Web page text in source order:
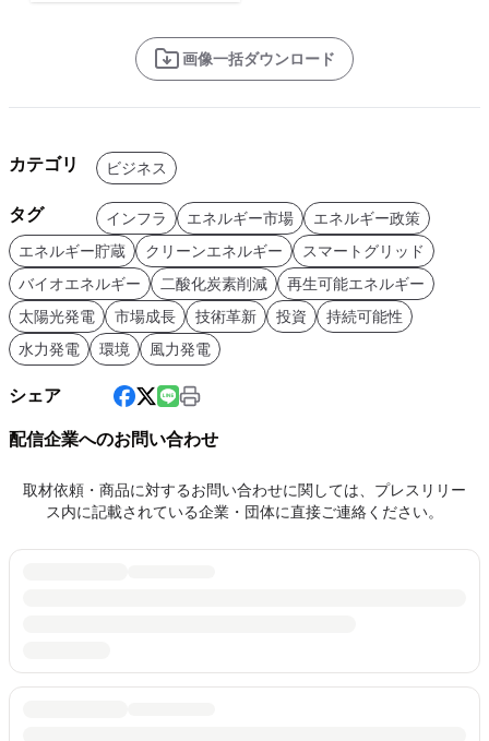
画像一括ダウンロード
カテゴリ ビジネス
タグ インフラ エネルギー市場
エネルギー政策
エネルギー貯蔵
クリーンエネルギー
スマートグリッド
バイオエネルギー
二酸化炭素削減
再生可能エネルギー
太陽光発電
市場成長 技術革新 投資
持続可能性
水力発電
環境 風力発電
シェア
配信企業へのお問い合わせ
取材依頼・商品に対するお問い合わせに関しては、プレスリリー
ス内に記載されている企業・団体に直接ご連絡ください。